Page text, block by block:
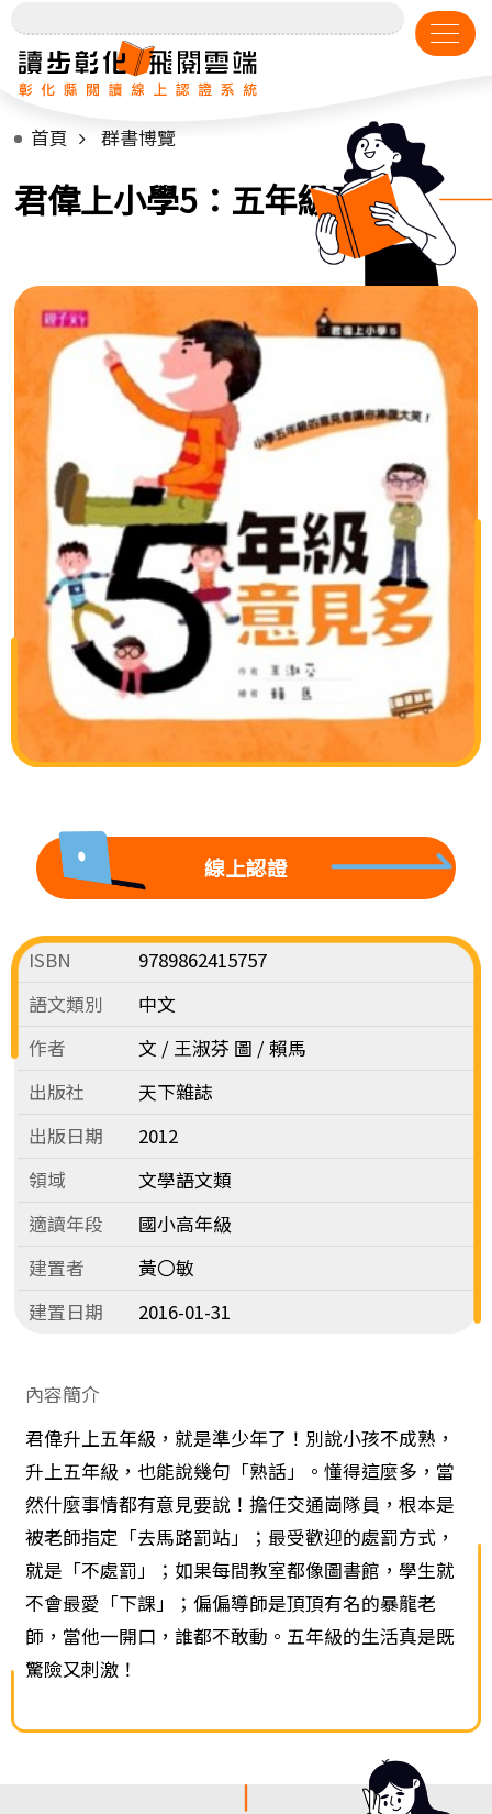
首頁 群書博覽
君偉上小學5：五年級意見多
線上認證
ISBN
9789862415757
語文類別
中文
作者
文 / 王淑芬 圖 / 賴馬
出版社
天下雜誌
出版日期
2012
領域
文學語文類
適讀年段
國小高年級
建置者
黃〇敏
建置日期
2016-01-31
內容簡介
君偉升上五年級，就是準少年了！別說小孩不成熟，
升上五年級，也能說幾句「熟話」。懂得這麼多，當
然什麼事情都有意見要說！擔任交通崗隊員，根本是
被老師指定「去馬路罰站」；最受歡迎的處罰方式，
就是「不處罰」；如果每間教室都像圖書館，學生就
不會最愛「下課」；偏偏導師是頂頂有名的暴龍老
師，當他一開口，誰都不敢動。五年級的生活真是既
驚險又刺激！